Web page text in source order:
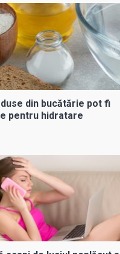
din bucătărie pot fi
pentru hidratare